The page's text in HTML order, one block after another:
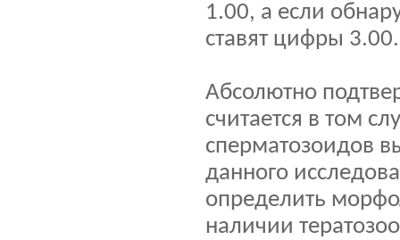
1.00, а если
ставят цифры 3.00.
Абсолютно
считается в том
сперматозоидов
данного
определить
наличии